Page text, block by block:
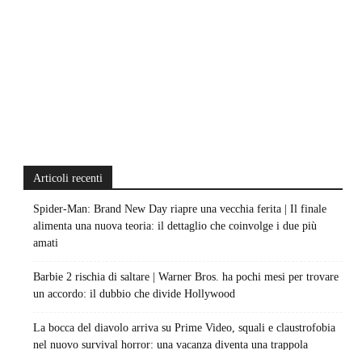
Articoli recenti
Spider-Man: Brand New Day riapre una vecchia ferita | Il finale
alimenta una nuova teoria: il dettaglio che coinvolge i due più
amati
Barbie 2 rischia di saltare | Warner Bros. ha pochi mesi per trovare
un accordo: il dubbio che divide Hollywood
La bocca del diavolo arriva su Prime Video, squali e claustrofobia
nel nuovo survival horror: una vacanza diventa una trappola